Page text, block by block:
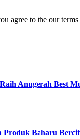
agree to the our
Anugerah Best
Baharu